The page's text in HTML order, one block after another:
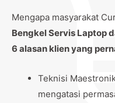
Mengapa masyarakat
Bengkel Servis Laptop
6 alasan klien yang
Teknisi
mengatasi